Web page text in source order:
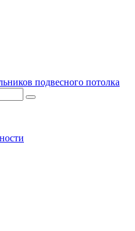
подвесного потолка